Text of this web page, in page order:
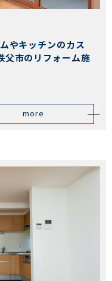
やキッチンのカス
父市のリフォーム施
more